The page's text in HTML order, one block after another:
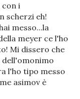
con i
scherzi eh!
messo...la
meyer ce l'ho
Mi dissero che
l'ho tipo messo
asimov è